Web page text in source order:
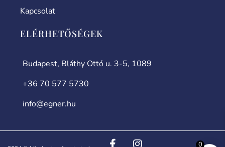
0
Kapcsolat
ELÉRHETŐSÉGEK
Budapest, Bláthy Ottó u. 3-5, 1089
+36 70 577 5730
info@egner.hu